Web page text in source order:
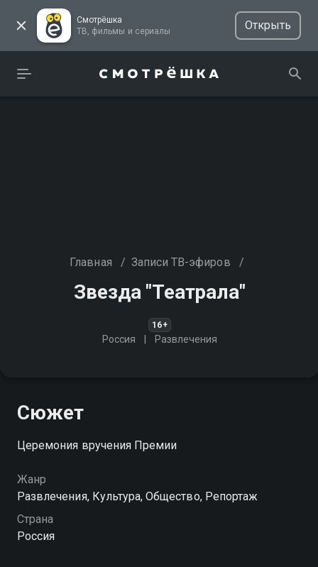
Смотрёшка
ТВ, фильмы и сериалы
Открыть
Главная / Записи ТВ-эфиров /
Звезда "Театрала"
16+
Россия Развлечения
Сюжет
Церемония вручения Премии
Жанр
Развлечения, Культура, Общество, Репортаж
Страна
Россия